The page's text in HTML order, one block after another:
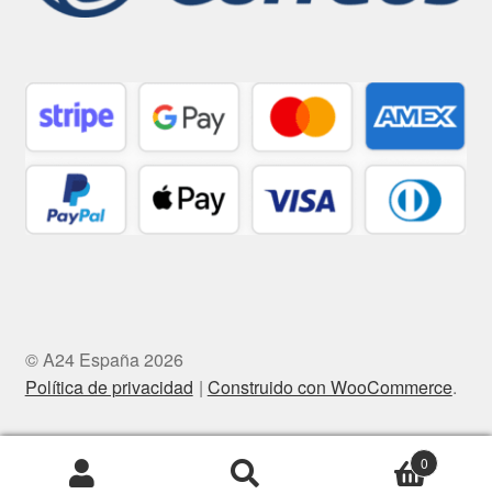
© A24 España 2026
Política de privacidad
Construido con WooCommerce.
0